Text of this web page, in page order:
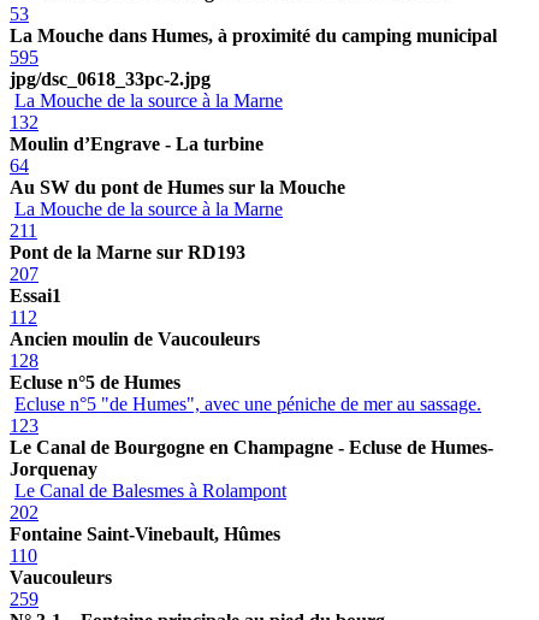
53
La Mouche dans Humes, à proximité du camping municipal
595
jpg/dsc_0618_33pc-2.jpg
La Mouche de la source à la Marne
132
Moulin d’Engrave - La turbine
64
Au SW du pont de Humes sur la Mouche
La Mouche de la source à la Marne
211
Pont de la Marne sur RD193
207
Essai1
112
Ancien moulin de Vaucouleurs
128
Ecluse n°5 de Humes
Ecluse n°5 "de Humes", avec une péniche de mer au sassage.
123
Le Canal de Bourgogne en Champagne - Ecluse de Humes-
Jorquenay
Le Canal de Balesmes à Rolampont
202
Fontaine Saint-Vinebault, Hûmes
110
Vaucouleurs
259